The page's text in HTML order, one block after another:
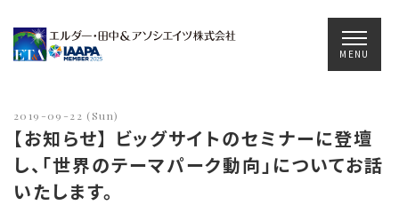
Main Navigation MENU
2019-09-22 (Sun)
【お知らせ】 ビッグサイトのセミナーに登壇
し、「世界のテーマパーク動向」についてお話
いたします。